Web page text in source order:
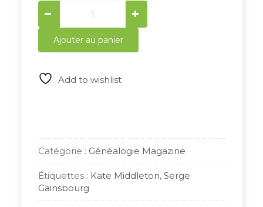
Généalogie
Magazine
N°
308-
309
Ajouter au panier
Add to wishlist
Catégorie : Généalogie Magazine
Étiquettes : Kate Middleton, Serge
Gainsbourg